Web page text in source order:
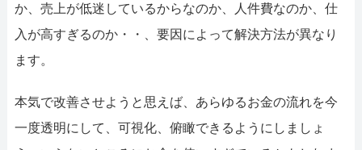
か、売上が低迷しているからなのか、人件費なのか、仕
入が高すぎるのか・・、要因によって解決方法が異なり
ます。
本気で改善させようと思えば、あらゆるお金の流れを今
一度透明にして、可視化、俯瞰できるようにしましょ